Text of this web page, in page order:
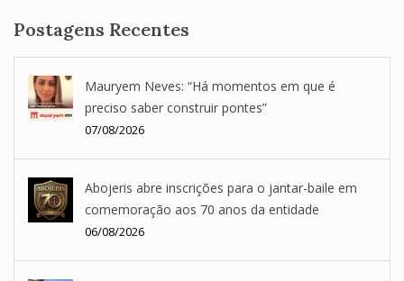
Postagens Recentes
Mauryem Neves: “Há momentos em que é
preciso saber construir pontes”
07/08/2026
Abojeris abre inscrições para o jantar-baile em
comemoração aos 70 anos da entidade
06/08/2026